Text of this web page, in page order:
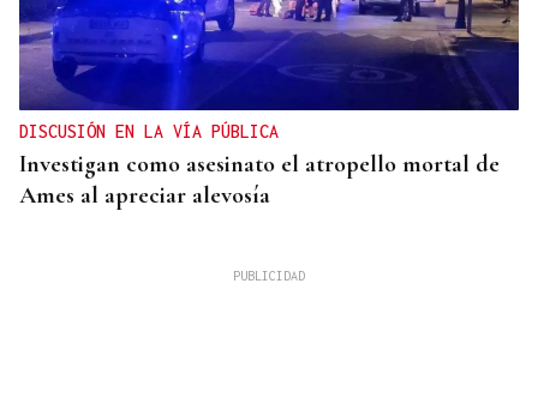
DISCUSIÓN EN LA VÍA PÚBLICA
Investigan como asesinato el atropello mortal de
Ames al apreciar alevosía